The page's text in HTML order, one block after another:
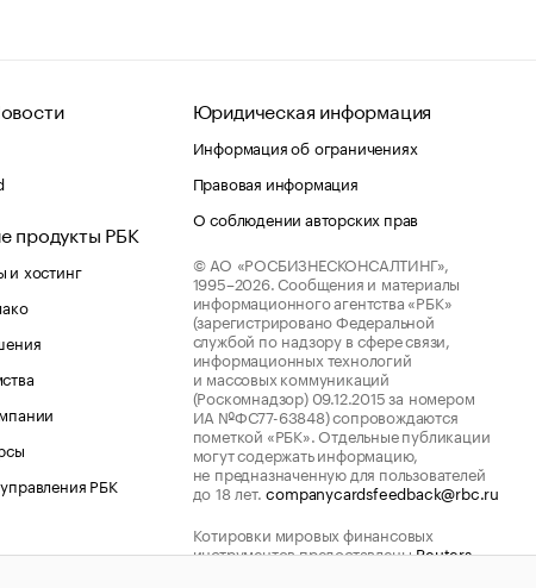
продукты РБК
и хостинг
РБК
Юридическая информация
Информация об ограничениях
Правовая информация
О соблюдении авторских прав
© АО «РОСБИЗНЕСКОНСАЛТИНГ»,
1995–2026.Сообщения и материалы
информационного агентства «РБК»
(зарегистрировано Федеральной
службой по надзору в сфере связи,
информационных технологий
и массовых коммуникаций
(Роскомнадзор) 09.12.2015 за номером
ИА №ФС77-63848) сопровождаются
пометкой «РБК». Отдельные публикации
могут содержать информацию,
не предназначенную для пользователей
до 18 лет.companycardsfeedback@rbc.ru
Котировки мировых финансовых
инструментов предоставленыReuters